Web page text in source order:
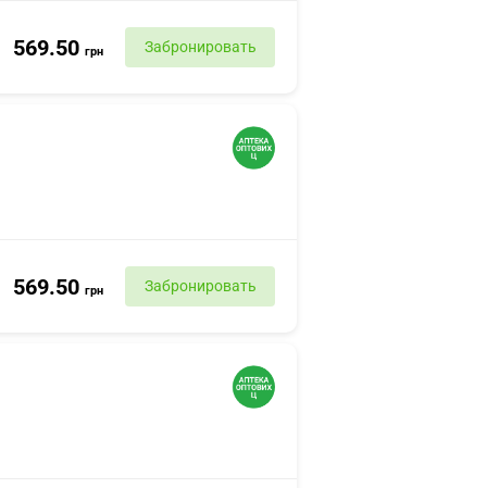
569.50 грн Забронировать
569.50 грн Забронировать